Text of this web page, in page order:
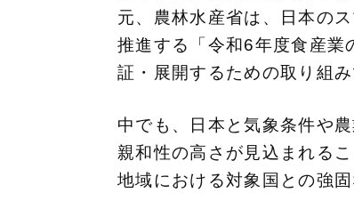
元、農林水産省は、日本の
推進する「令和6年度食産業
証・展開するための取り組み
中でも、日本と気象条件や
親和性の高さが見込まれる
地域における対象国との強